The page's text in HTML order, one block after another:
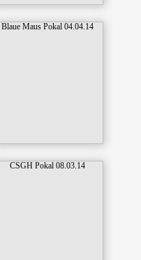
Blaue Maus Pokal 04.04.14
CSGH Pokal 08.03.14